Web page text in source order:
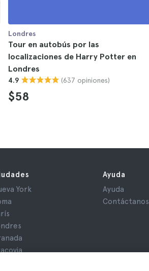
Londres
Tour en autobús por las
localizaciones de Harry Potter en
Londres
4.9 (637 opiniones)
$58
York
Ayuda
Ayuda
Contáctanos